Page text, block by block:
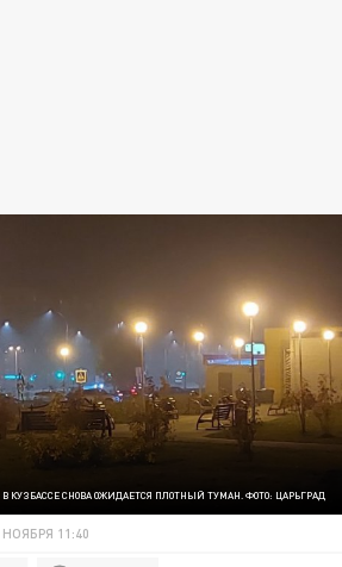
В КУЗБАССЕ СНОВА ОЖИДАЕТСЯ ПЛОТНЫЙ ТУМАН. ФОТО: ЦАРЬГРАД
НОЯБРЯ 11:40